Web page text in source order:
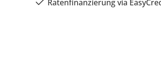
Ratenfinanzierung via